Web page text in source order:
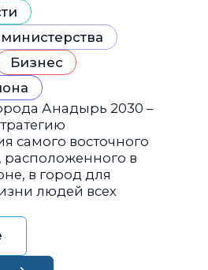
Бизнес
Анадырь 2030 –
самого восточного
расположенного в
в город для
людей всех